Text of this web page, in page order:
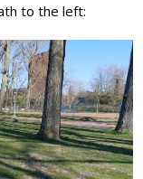
to the left: